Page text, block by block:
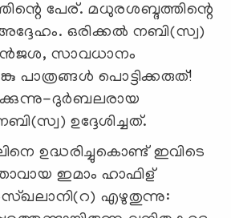
പേര്. മധുരശബ്ദത്തിന്റെ
ഒരിക്കല്‍ നബി(സ്വ)
സാവധാനം
പാത്രങ്ങള്‍ പൊട്ടിക്കരുത്!
ദുര്‍ബലരായ
ഉദ്ദേശിച്ചത്.
ഉദ്ധരിച്ചുകൊണ്ട് ഇവിടെ
ഇമാം ഹാഫിള്
എഴുതുന്നു: